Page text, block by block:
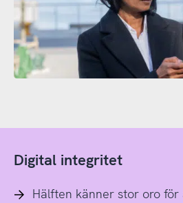
Digital integritet
Hälften känner stor oro